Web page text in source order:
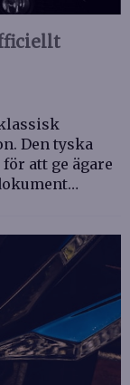
Den tyska
att ge ägare